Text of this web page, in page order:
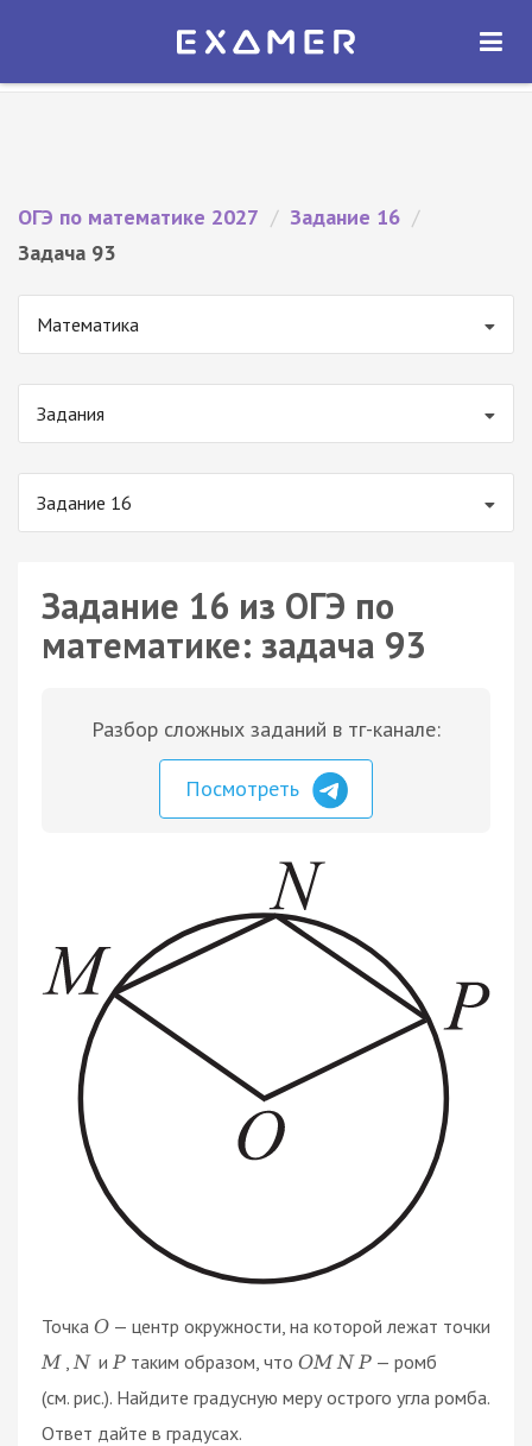
Экзамер — ЕГЭ 2027
ОТКРЫТЬ
ОГЭ по математике 2027 / Задание 16 /
Задача 93
Математика
Задания
Задание 16
Задание 16 из ОГЭ по
математике: задача 93
Разбор сложных заданий в тг-канале:
Посмотреть
Точка O — центр окружности, на которой лежат точки
M N и P таким образом, чтоOM N P— ромб
(см. рис.). Найдите градусную меру острого угла ромба.
Ответ дайте в градусах.